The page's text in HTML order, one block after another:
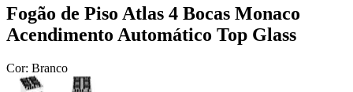
Fogão de Piso Atlas 4 Bocas Monaco
Acendimento Automático Top Glass
Cor: Branco